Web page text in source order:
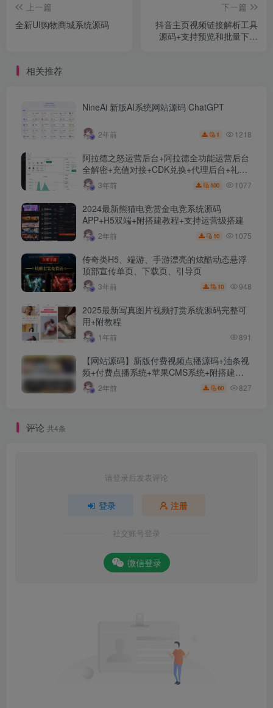
上一篇
全新UI购物商城系统源码
下一篇
抖音主页视频链接解析工具
源码+支持预览和批量下载
相关推荐
NineAi 新版AI系统网站源码 ChatGPT
2年前 1 1218
阿拉德之怒运营后台+阿拉德全功能运营后台
全解密+充值对接+CDK兑换+代理后台+礼包
管理+商城管理
3年前 100 1077
2024最新熊猫电竞赏金电竞系统源码
APP+H5双端+附搭建教程+支持运营级搭建
2年前 10 1075
传奇类H5、端游、手游漂亮的炫酷动态悬浮
顶部宣传单页、下载页、引导页
3年前 10 948
2025最新写真图片视频打赏系统源码完整可
用+附教程
1年前 891
【网站源码】新版付费视频点播源码+油条视
频+付费点播系统+苹果CMS系统+附搭建教
程+采集接口及规则介绍
2年前 60 827
评论 共4条
请登录后发表评论
登录 注册
社交账号登录
微信登录